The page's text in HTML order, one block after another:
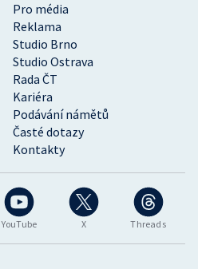
YouTube X Threads
Pro média
Reklama
Studio Brno
Studio Ostrava
Rada ČT
Kariéra
Podávání námětů
Časté dotazy
Kontakty